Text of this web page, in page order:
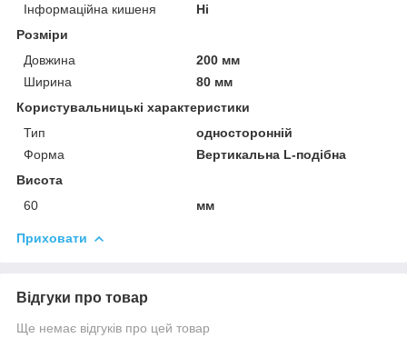
Інформаційна кишеня
Ні
Розміри
Довжина
200 мм
Ширина
80 мм
Користувальницькі характеристики
Тип
односторонній
Форма
Вертикальна L-подібна
Висота
60
мм
Приховати
Відгуки про товар
Ще немає відгуків про цей товар